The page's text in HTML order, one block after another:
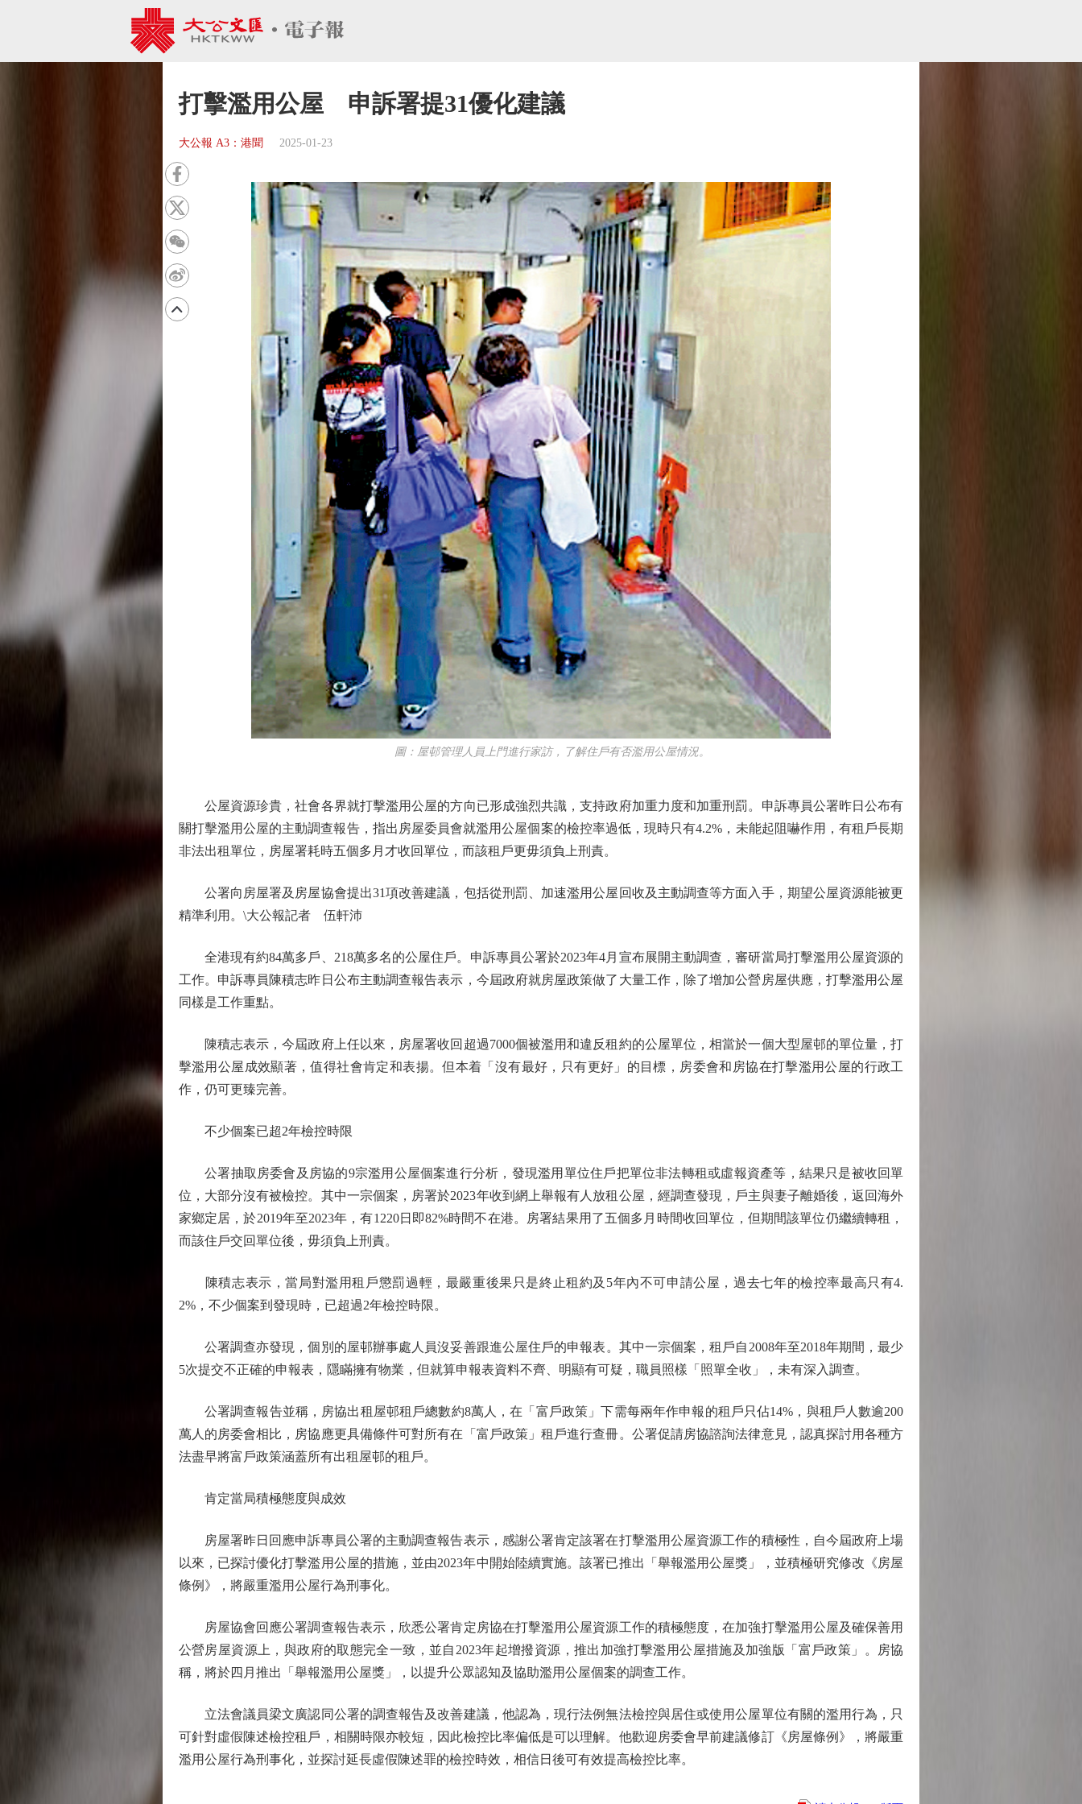
打擊濫用公屋 申訴署提31優化建議
大公報 A3：港聞 2025-01-23
圖：屋邨管理人員上門進行家訪，了解住戶有否濫用公屋情況。
公屋資源珍貴，社會各界就打擊濫用公屋的方向已形成強烈共識，支持政府加重力度和加重刑罰。申訴專員公署昨日公布有
關打擊濫用公屋的主動調查報告，指出房屋委員會就濫用公屋個案的檢控率過低，現時只有4.2%，未能起阻嚇作用，有租戶長期
非法出租單位，房屋署耗時五個多月才收回單位，而該租戶更毋須負上刑責。
公署向房屋署及房屋協會提出31項改善建議，包括從刑罰、加速濫用公屋回收及主動調查等方面入手，期望公屋資源能被更
精準利用。\大公報記者 伍軒沛
全港現有約84萬多戶、218萬多名的公屋住戶。申訴專員公署於2023年4月宣布展開主動調查，審研當局打擊濫用公屋資源的
工作。申訴專員陳積志昨日公布主動調查報告表示，今屆政府就房屋政策做了大量工作，除了增加公營房屋供應，打擊濫用公屋
同樣是工作重點。
陳積志表示，今屆政府上任以來，房屋署收回超過7000個被濫用和違反租約的公屋單位，相當於一個大型屋邨的單位量，打
擊濫用公屋成效顯著，值得社會肯定和表揚。但本着「沒有最好，只有更好」的目標，房委會和房協在打擊濫用公屋的行政工
作，仍可更臻完善。
不少個案已超2年檢控時限
公署抽取房委會及房協的9宗濫用公屋個案進行分析，發現濫用單位住戶把單位非法轉租或虛報資產等，結果只是被收回單
位，大部分沒有被檢控。其中一宗個案，房署於2023年收到網上舉報有人放租公屋，經調查發現，戶主與妻子離婚後，返回海外
家鄉定居，於2019年至2023年，有1220日即82%時間不在港。房署結果用了五個多月時間收回單位，但期間該單位仍繼續轉租，
而該住戶交回單位後，毋須負上刑責。
陳積志表示，當局對濫用租戶懲罰過輕，最嚴重後果只是終止租約及5年內不可申請公屋，過去七年的檢控率最高只有4.
2%，不少個案到發現時，已超過2年檢控時限。
公署調查亦發現，個別的屋邨辦事處人員沒妥善跟進公屋住戶的申報表。其中一宗個案，租戶自2008年至2018年期間，最少
5次提交不正確的申報表，隱瞞擁有物業，但就算申報表資料不齊、明顯有可疑，職員照樣「照單全收」，未有深入調查。
公署調查報告並稱，房協出租屋邨租戶總數約8萬人，在「富戶政策」下需每兩年作申報的租戶只佔14%，與租戶人數逾200
萬人的房委會相比，房協應更具備條件可對所有在「富戶政策」租戶進行查冊。公署促請房協諮詢法律意見，認真探討用各種方
法盡早將富戶政策涵蓋所有出租屋邨的租戶。
肯定當局積極態度與成效
房屋署昨日回應申訴專員公署的主動調查報告表示，感謝公署肯定該署在打擊濫用公屋資源工作的積極性，自今屆政府上場
以來，已探討優化打擊濫用公屋的措施，並由2023年中開始陸續實施。該署已推出「舉報濫用公屋獎」，並積極研究修改《房屋
條例》，將嚴重濫用公屋行為刑事化。
房屋協會回應公署調查報告表示，欣悉公署肯定房協在打擊濫用公屋資源工作的積極態度，在加強打擊濫用公屋及確保善用
公營房屋資源上，與政府的取態完全一致，並自2023年起增撥資源，推出加強打擊濫用公屋措施及加強版「富戶政策」。房協
稱，將於四月推出「舉報濫用公屋獎」，以提升公眾認知及協助濫用公屋個案的調查工作。
立法會議員梁文廣認同公署的調查報告及改善建議，他認為，現行法例無法檢控與居住或使用公屋單位有關的濫用行為，只
可針對虛假陳述檢控租戶，相關時限亦較短，因此檢控比率偏低是可以理解。他歡迎房委會早前建議修訂《房屋條例》，將嚴重
濫用公屋行為刑事化，並探討延長虛假陳述罪的檢控時效，相信日後可有效提高檢控比率。